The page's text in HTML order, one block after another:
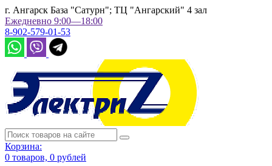
г. Ангарск База "Сатурн"; ТЦ "Ангарский" 4 зал
Ежедневно 9:00—18:00
8-902-579-01-53
Корзина:
0 товаров, 0 рублей